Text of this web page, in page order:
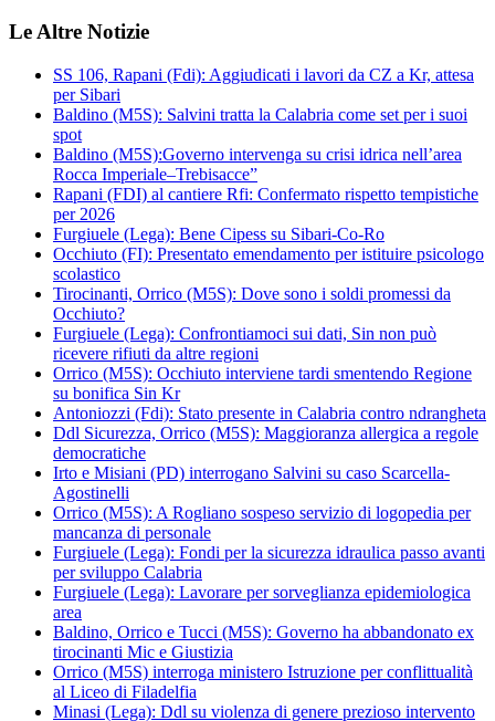
Le Altre Notizie
SS 106, Rapani (Fdi): Aggiudicati i lavori da CZ a Kr, attesa
per Sibari
Baldino (M5S): Salvini tratta la Calabria come set per i suoi
spot
Baldino (M5S):Governo intervenga su crisi idrica nell’area
Rocca Imperiale–Trebisacce”
Rapani (FDI) al cantiere Rfi: Confermato rispetto tempistiche
per 2026
Furgiuele (Lega): Bene Cipess su Sibari-Co-Ro
Occhiuto (FI): Presentato emendamento per istituire psicologo
scolastico
Tirocinanti, Orrico (M5S): Dove sono i soldi promessi da
Occhiuto?
Furgiuele (Lega): Confrontiamoci sui dati, Sin non può
ricevere rifiuti da altre regioni
Orrico (M5S): Occhiuto interviene tardi smentendo Regione
su bonifica Sin Kr
Antoniozzi (Fdi): Stato presente in Calabria contro ndrangheta
Ddl Sicurezza, Orrico (M5S): Maggioranza allergica a regole
democratiche
Irto e Misiani (PD) interrogano Salvini su caso Scarcella-
Agostinelli
Orrico (M5S): A Rogliano sospeso servizio di logopedia per
mancanza di personale
Furgiuele (Lega): Fondi per la sicurezza idraulica passo avanti
per sviluppo Calabria
Furgiuele (Lega): Lavorare per sorveglianza epidemiologica
area
Baldino, Orrico e Tucci (M5S): Governo ha abbandonato ex
tirocinanti Mic e Giustizia
Orrico (M5S) interroga ministero Istruzione per conflittualità
al Liceo di Filadelfia
Minasi (Lega): Ddl su violenza di genere prezioso intervento